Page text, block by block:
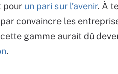
pour un pari sur l’avenir. À
convaincre les
gamme aurait dû
.